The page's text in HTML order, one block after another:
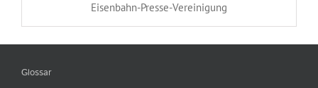
Eisenbahn-Presse-Vereinigung
Glossar